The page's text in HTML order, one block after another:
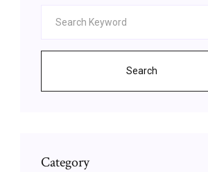
Search
Category